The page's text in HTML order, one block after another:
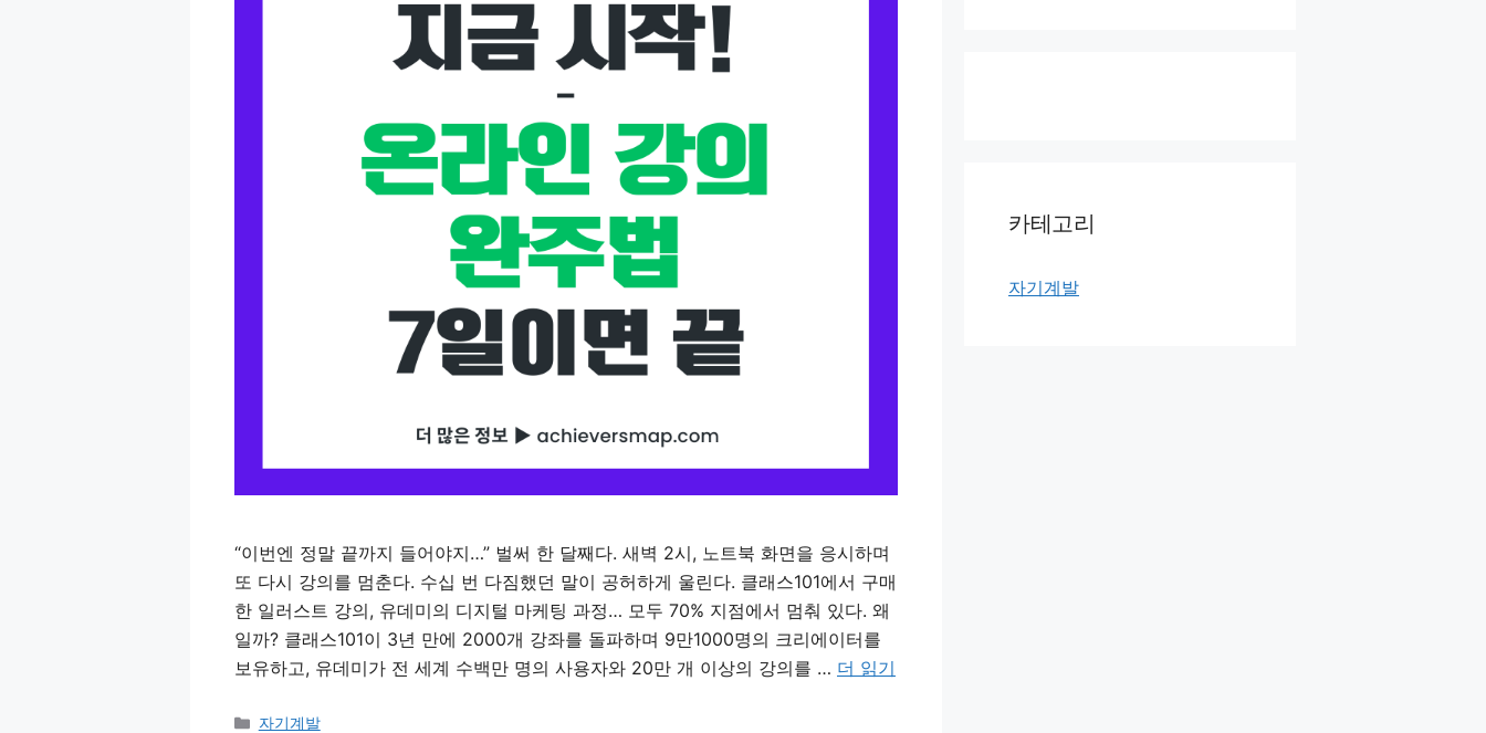
“이번엔 정말 끝까지 들어야지…” 벌써 한 달째다. 새벽 2시, 노트북 화면을 응시하며
또 다시 강의를 멈춘다. 수십 번 다짐했던 말이 공허하게 울린다. 클래스101에서 구매
한 일러스트 강의, 유데미의 디지털 마케팅 과정… 모두 70% 지점에서 멈춰 있다. 왜
일까? 클래스101이 3년 만에 2000개 강좌를 돌파하며 9만1000명의 크리에이터를
보유하고, 유데미가 전 세계 수백만 명의 사용자와 20만 개 이상의 강의를 … 더 읽기
카
자기계발
카테고리
자기계발